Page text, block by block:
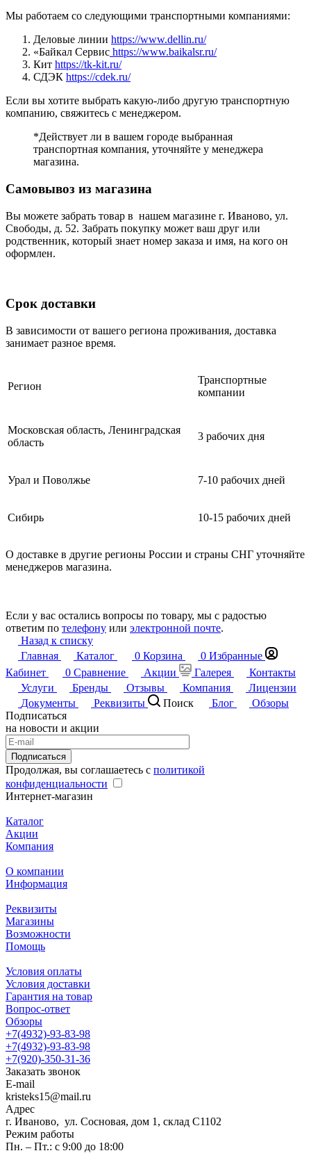
Мы работаем со следующими транспортными компаниями:
Деловые линии https://www.dellin.ru/
«Байкал Сервис https://www.baikalsr.ru/
Кит https://tk-kit.ru/
СДЭК https://cdek.ru/
Если вы хотите выбрать какую-либо другую транспортную
компанию, свяжитесь с менеджером.
*Действует ли в вашем городе выбранная
транспортная компания, уточняйте у менеджера
магазина.
Самовывоз из магазина
Вы можете забрать товар в нашем магазине г. Иваново, ул.
Свободы, д. 52. Забрать покупку может ваш друг или
родственник, который знает номер заказа и имя, на кого он
оформлен.
Срок доставки
В зависимости от вашего региона проживания, доставка
занимает разное время.
Регион
Транспортные
компании
Московская область, Ленинградская
область
3 рабочих дня
Урал и Поволжье 7-10 рабочих дней
Сибирь 10-15 рабочих дней
О доставке в другие регионы России и страны СНГ уточняйте
менеджеров магазина.
Если у вас остались вопросы по товару, мы с радостью
ответим по телефону или электронной почте.
Назад к списку
Главная
Каталог 0 Корзина 0 Избранные
Кабинет
0 Сравнение Акции Галерея
Контакты
Услуги
Бренды Отзывы Компания
Лицензии
Документы
Реквизиты Поиск Блог
Обзоры
Подписаться
на новости и акции
Подписаться
Продолжая, вы соглашаетесь с политикой
конфиденциальности
Интернет-магазин
Каталог
Акции
Компания
О компании
Информация
Реквизиты
Магазины
Возможности
Помощь
Условия оплаты
Условия доставки
Гарантия на товар
Вопрос-ответ
Обзоры
+7(4932)-93-83-98
+7(4932)-93-83-98
+7(920)-350-31-36
Заказать звонок
E-mail
kristeks15@mail.ru
Адрес
г. Иваново, ул. Сосновая, дом 1, склад С1102
Режим работы
Пн. – Пт.: с 9:00 до 18:00